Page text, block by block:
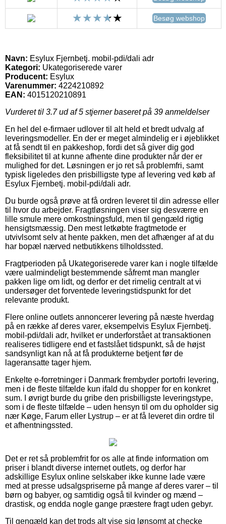
Besøg webshop
Navn: Esylux Fjernbetj. mobil-pdi/dali adr
Kategori: Ukategoriserede varer
Producent: Esylux
Varenummer: 4224210892
EAN: 4015120210891
Vurderet til 3.7ud af 5 stjerner baseret på 39 anmeldelser
En hel del e-firmaer udlover til alt held et bredt udvalg af
leveringsmodeller. En der er meget almindelig er i øjeblikket
at få sendt til en pakkeshop, fordi det så giver dig god
fleksibilitet til at kunne afhente dine produkter når der er
mulighed for det. Løsningen er jo ret så problemfri, samt
typisk ligeledes den prisbilligste type af levering ved køb af
Esylux Fjernbetj. mobil-pdi/dali adr.
Du burde også prøve at få ordren leveret til din adresse eller
til hvor du arbejder. Fragtløsningen viser sig desværre en
lille smule mere omkostningsfuld, men til gengæld rigtig
hensigtsmæssig. Den mest letkøbte fragtmetode er
utvivlsomt selv at hente pakken, men det afhænger af at du
har bopæl nærved netbutikkens tilholdssted.
Fragtperioden på Ukategoriserede varer kan i nogle tilfælde
være ualmindeligt bestemmende såfremt man mangler
pakken lige om lidt, og derfor er det rimelig centralt at vi
undersøger det forventede leveringstidspunkt for det
relevante produkt.
Flere online outlets annoncerer levering på næste hverdag
på en række af deres varer, eksempelvis Esylux Fjernbetj.
mobil-pdi/dali adr, hvilket er underforstået at transaktionen
realiseres tidligere end et fastslået tidspunkt, så de højst
sandsynligt kan nå at få produkterne betjent før de
lageransatte tager hjem.
Enkelte e-forretninger i Danmark frembyder portofri levering,
men i de fleste tilfælde kun ifald du shopper for en konkret
sum. I øvrigt burde du gribe den prisbilligste leveringstype,
som i de fleste tilfælde – uden hensyn til om du opholder sig
nær Køge, Farum eller Lystrup – er at få leveret din ordre til
et afhentningssted.
Det er ret så problemfrit for os alle at finde information om
priser i blandt diverse internet outlets, og derfor har
adskillige Esylux online selskaber ikke kunne lade være
med at presse udsalgspriserne på mange af deres varer – til
børn og babyer, og samtidig også til kvinder og mænd –
drastisk, og endda nogle gange præstere fragt uden gebyr.
Til gengæld kan det trods alt vise sig lønsomt at checke